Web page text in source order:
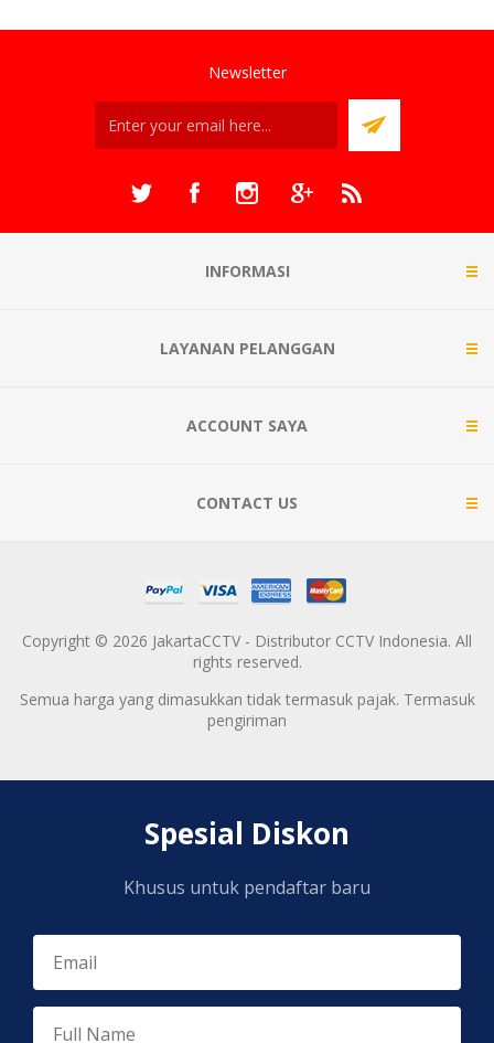
Newsletter
INFORMASI
LAYANAN PELANGGAN
ACCOUNT SAYA
CONTACT US
Copyright © 2026 JakartaCCTV - Distributor CCTV Indonesia. All
rights reserved.
Semua harga yang dimasukkan tidak termasuk pajak. Termasuk
pengiriman
Spesial Diskon
Khusus untuk pendaftar baru